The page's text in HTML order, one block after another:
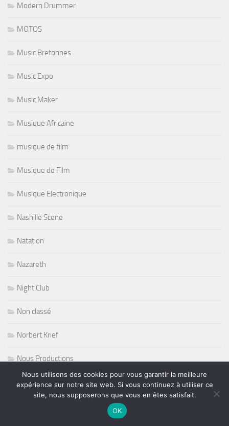
Modern Drummer
MOTOS
Music Bretonnes
Music Expo
Music Maker
Musique Africaine
musique de film
Musique de Film
Musique Electronique
Nashille Scene
Natation
Nazareth
Night Club
Non classé
Norbert Krief
Nous Productions
Nouvelle victoire pour Loeb
Nous utilisons des cookies pour vous garantir la meilleure
expérience sur notre site web. Si vous continuez à utiliser ce
site, nous supposerons que vous en êtes satisfait.
OK